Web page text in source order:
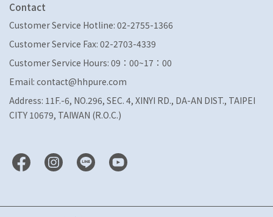
Contact
Customer Service Hotline: 02-2755-1366
Customer Service Fax: 02-2703-4339
Customer Service Hours: 09：00~17：00
Email: contact@hhpure.com
Address: 11F.-6, NO.296, SEC. 4, XINYI RD., DA-AN DIST., TAIPEI
CITY 10679, TAIWAN (R.O.C.)